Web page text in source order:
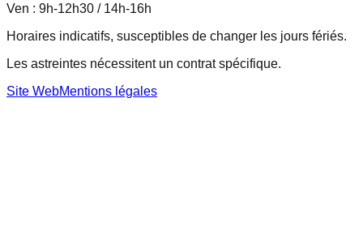
Ven : 9h-12h30 / 14h-16h
Horaires indicatifs, susceptibles de changer les jours fériés.
Les astreintes nécessitent un contrat spécifique.
Site WebMentions légales